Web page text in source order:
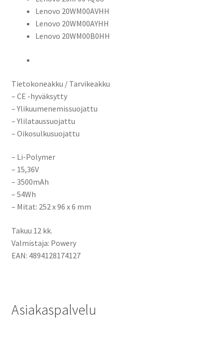
Lenovo 20WM00AVHH
Lenovo 20WM00AYHH
Lenovo 20WM00B0HH
Tietokoneakku / Tarvikeakku
– CE -hyväksytty
– Ylikuumenemissuojattu
– Ylilataussuojattu
– Oikosulkusuojattu
– Li-Polymer
– 15,36V
– 3500mAh
– 54Wh
– Mitat: 252 x 96 x 6 mm
Takuu 12 kk.
Valmistaja: Powery
EAN: 4894128174127
Asiakaspalvelu